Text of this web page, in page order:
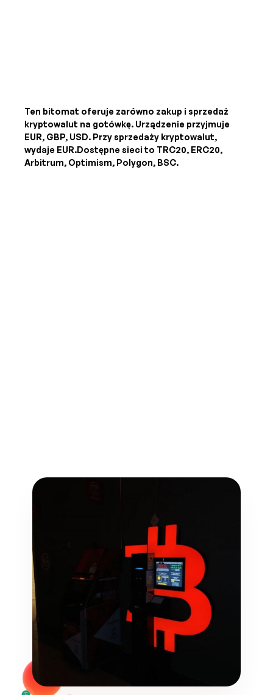
Ten bitomat oferuje zarówno zakup i sprzedaż
kryptowalut na gotówkę. Urządzenie przyjmuje
EUR, GBP, USD. Przy sprzedaży kryptowalut,
wydaje EUR.Dostępne sieci to TRC20, ERC20,
Arbitrum, Optimism, Polygon, BSC.